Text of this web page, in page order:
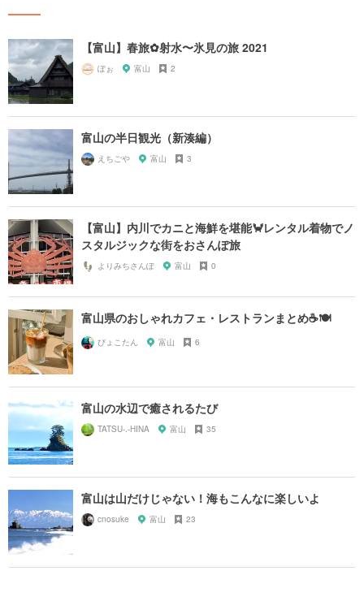
【富山】春旅✿射水〜氷見の旅 2021
ぽぉ 富山 2
富山の半日観光（新湊編）
えちごや 富山 3
【富山】内川でカニと海鮮を堪能🦀レンタル着物でノ
スタルジックな街をおさんぽ旅
よりみちさんぽ 富山 0
富山県のおしゃれカフェ・レストランまとめ☕️🍽
ぴょこたん 富山 6
富山の水辺で癒されるたび
TATSU-.-HINA 富山 35
富山は山だけじゃない！海もこんなに楽しいよ
cnosuke 富山 23